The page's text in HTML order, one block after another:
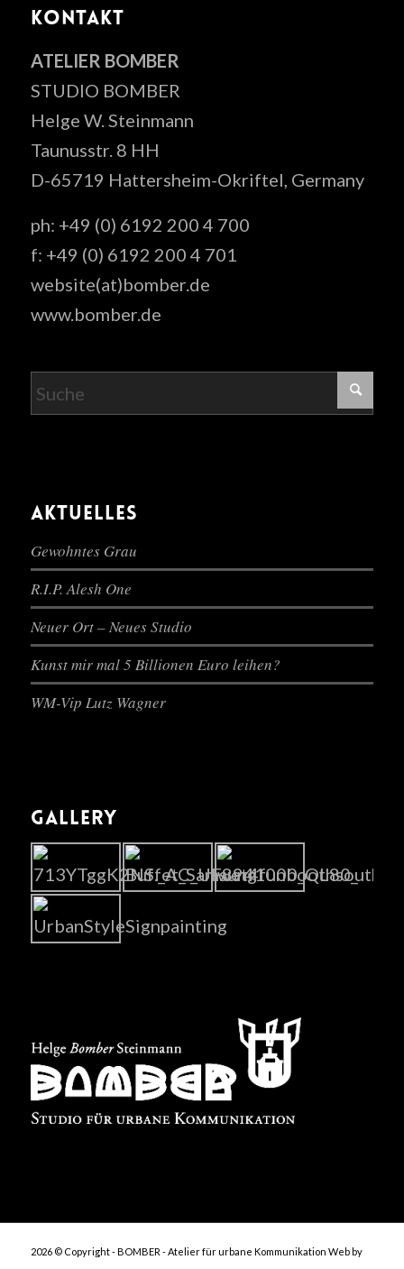
KONTAKT
ATELIER BOMBER
STUDIO BOMBER
Helge W. Steinmann
Taunusstr. 8 HH
D-65719 Hattersheim-Okriftel, Germany
ph: +49 (0) 6192 200 4 700
f: +49 (0) 6192 200 4 701
website(at)bomber.de
www.bomber.de
AKTUELLES
Gewohntes Grau
R.I.P. Alesh One
Neuer Ort – Neues Studio
Kunst mir mal 5 Billionen Euro leihen?
WM-Vip Lutz Wagner
GALLERY
2026 © Copyright - BOMBER - Atelier für urbane Kommunikation Web by